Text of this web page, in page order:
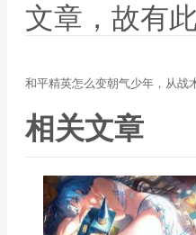
文章，故有
和平精英怎么变朝气少年，从战
相关文章